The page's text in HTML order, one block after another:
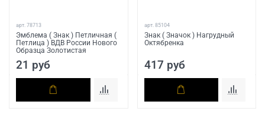
арт. 78713
Эмблема ( Знак ) Петличная (
Петлица ) ВДВ России Нового
Образца Золотистая
21 руб
арт. 85104
Знак ( Значок ) Нагрудный
Октябренка
417 руб